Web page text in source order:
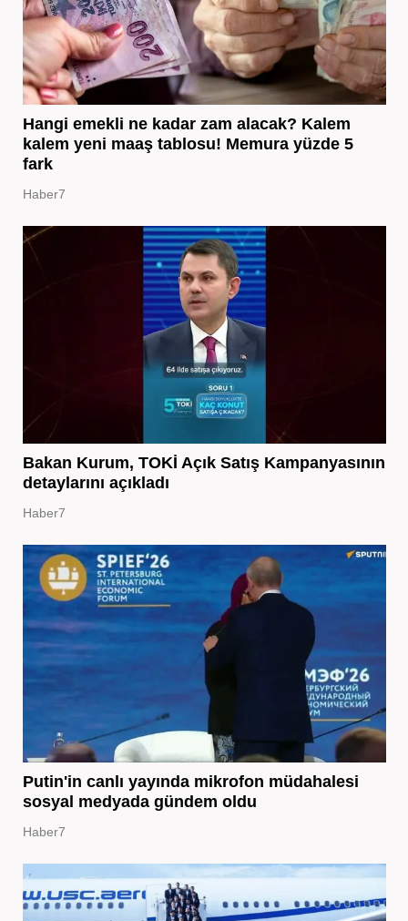
Hangi emekli ne kadar zam alacak? Kalem
kalem yeni maaş tablosu! Memura yüzde 5
fark
Haber7
Bakan Kurum, TOKİ Açık Satış Kampanyasının
detaylarını açıkladı
Haber7
Putin'in canlı yayında mikrofon müdahalesi
sosyal medyada gündem oldu
Haber7